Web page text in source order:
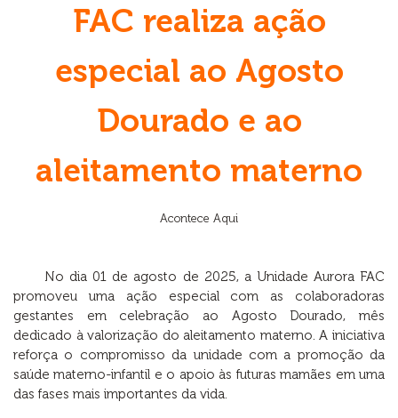
FAC realiza ação
especial ao Agosto
Dourado e ao
aleitamento materno
Acontece Aqui
No dia 01 de agosto de 2025, a Unidade Aurora FAC
promoveu uma ação especial com as colaboradoras
gestantes em celebração ao Agosto Dourado, mês
dedicado à valorização do aleitamento materno. A iniciativa
reforça o compromisso da unidade com a promoção da
saúde materno-infantil e o apoio às futuras mamães em uma
das fases mais importantes da vida.